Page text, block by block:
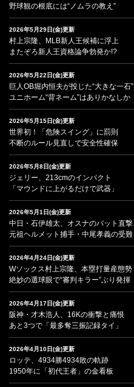
野球観の根底には“ノムラの教え”
2026年5月29日(金)更新
村上宗隆、MLB新人王候補に浮上
またぞろ新人王資格論争勃発か!?
2026年5月22日(金)更新
巨人OB堀内恒夫が投じた“大きな一石”
ユニホーム“背ネーム”はありかなしか
2026年5月15日(金)更新
世界初！「危険スイング」に罰則
不断のルール見直しで安全性確保
2026年5月8日(金)更新
ジェリー、213cmのインパクト
「マウンドに上がるだけで武器」
2026年5月1日(金)更新
中日・石伊雄太、オスナのバット直撃
元祖ヘルメット捕手・中尾孝義の受難
2026年4月24日(金)更新
Wソックス村上宗隆、本塁打量産態勢
絶妙の選球眼で“審判キラー”ぶり発揮
2026年4月17日(金)更新
阪神・才木浩人、16Kの衝撃と痛恨
あと3つで「最多奪三振記録タイ」
2026年4月10日(金)更新
ロッテ、4934勝4934敗の軌跡
1950年に「初代王者」の金看板